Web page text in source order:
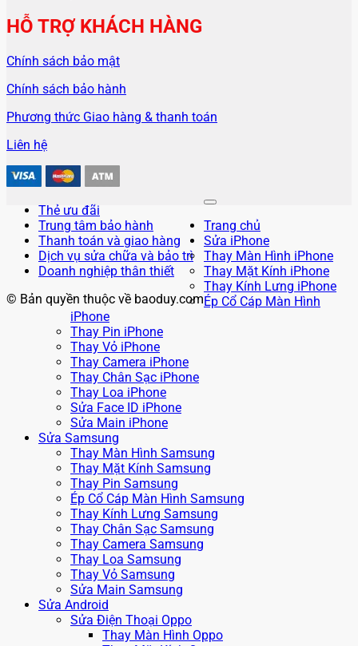
HỖ TRỢ KHÁCH HÀNG
Chính sách bảo mật
Chính sách bảo hành
Phương thức Giao hàng & thanh toán
Liên hệ
Thẻ ưu đãi
Trung tâm bảo hành
Thanh toán và giao hàng
Dịch vụ sửa chữa và bảo trì
Doanh nghiệp thân thiết
© Bản quyền thuộc về baoduy.com
Trang chủ
Sửa iPhone
Thay Màn Hình iPhone
Thay Mặt Kính iPhone
Thay Kính Lưng iPhone
Ép Cổ Cáp Màn Hình
iPhone
Thay Pin iPhone
Thay Vỏ iPhone
Thay Camera iPhone
Thay Chân Sạc iPhone
Thay Loa iPhone
Sửa Face ID iPhone
Sửa Main iPhone
Sửa Samsung
Thay Màn Hình Samsung
Thay Mặt Kính Samsung
Thay Pin Samsung
Ép Cổ Cáp Màn Hình Samsung
Thay Kính Lưng Samsung
Thay Chân Sạc Samsung
Thay Camera Samsung
Thay Loa Samsung
Thay Vỏ Samsung
Sửa Main Samsung
Sửa Android
Sửa Điện Thoại Oppo
Thay Màn Hình Oppo